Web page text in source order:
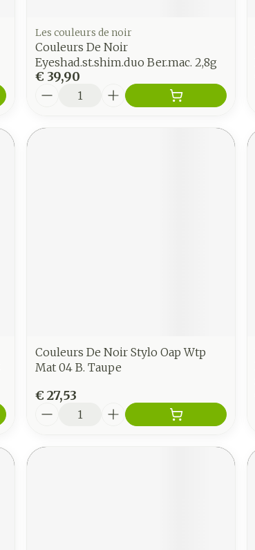
Les couleurs de noir
Couleurs De Noir
Eyeshad.st.shim.duo Ber.mac. 2,8g
€ 39,90
Couleurs De Noir Stylo Oap Wtp
Mat 04 B. Taupe
€ 27,53